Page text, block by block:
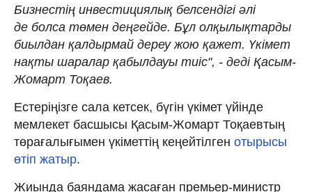
Бизнестің инвестициялық белсендігі әлі
де болса төмен деңгейде. Бұл олқылықтарды
биылдан қалдырмай дереу жою қажет. Үкімет
нақты шаралар қабылдауы тиіс", - деді Қасым-
Жомарт Тоқаев.
Естеріңізге сала кетсек, бүгін үкімет үйінде
мемлекет басшысы Қасым-Жомарт Тоқаевтың
төрағалығымен үкіметтің кеңейтілген отырысы
өтіп жатыр.
Жиында баяндама жасаған премьер-министр